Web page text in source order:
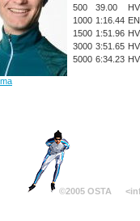
500
39.00
HV
1000 1:16.44 EN
1500 1:51.96 HV
3000 3:51.65 HV
5000 6:34.23 HV
©2005 OSTA